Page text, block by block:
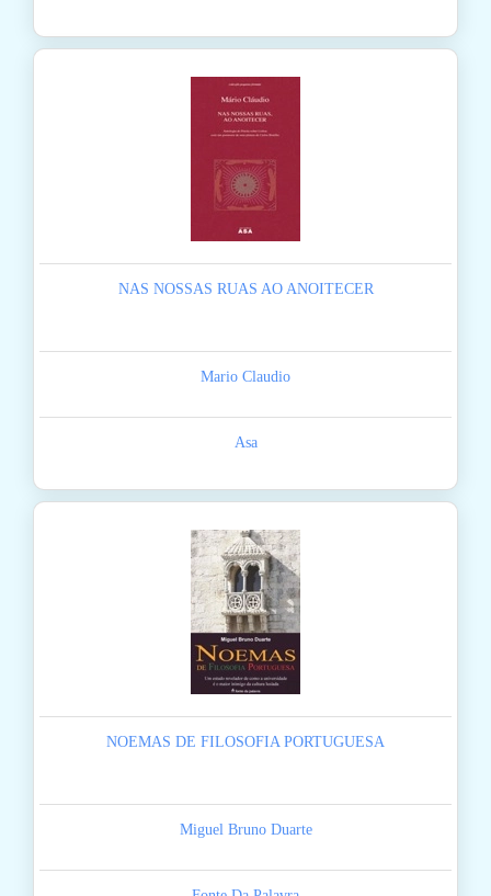
NAS NOSSAS RUAS AO ANOITECER
Mario Claudio
Asa
NOEMAS DE FILOSOFIA PORTUGUESA
Miguel Bruno Duarte